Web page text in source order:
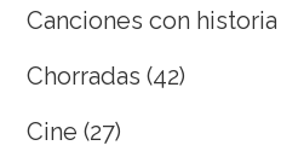
Canciones con historia
Chorradas (42)
Cine (27)